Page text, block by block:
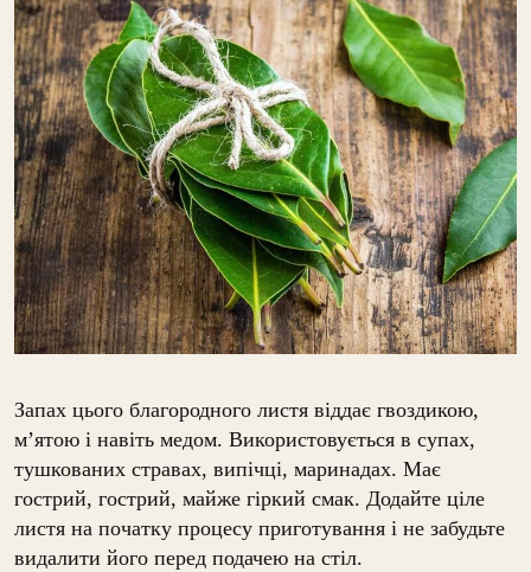
Запах цього благородного листя віддає гвоздикою,
м’ятою і навіть медом. Використовується в супах,
тушкованих стравах, випічці, маринадах. Має
гострий, гострий, майже гіркий смак. Додайте ціле
листя на початку процесу приготування і не забудьте
видалити його перед подачею на стіл.